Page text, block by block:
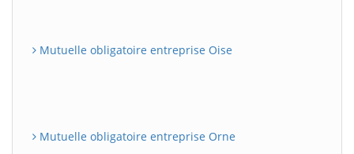
Mutuelle obligatoire entreprise Oise
Mutuelle obligatoire entreprise Orne